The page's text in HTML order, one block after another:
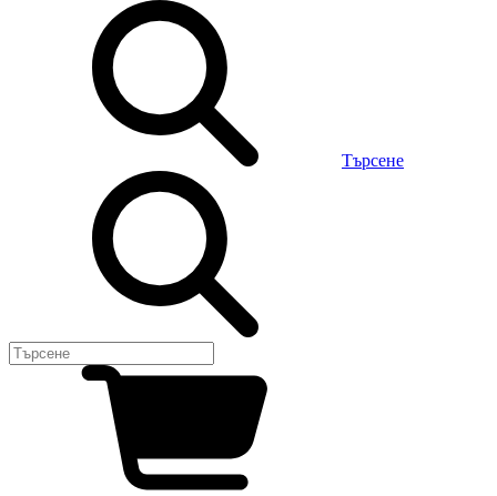
Търсене